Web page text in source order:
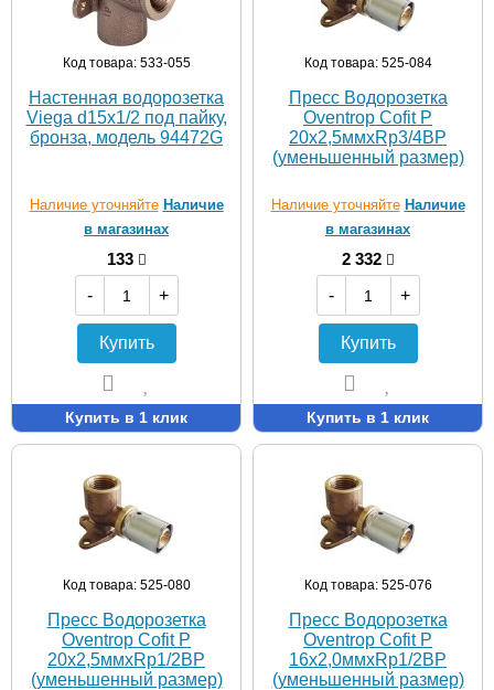
Код товара: 533-055
Настенная водорозетка
Viega d15х1/2 под пайку,
бронза, модель 94472G
Наличие уточняйте Наличие
в магазинах
133
-
+
Купить
Купить в 1 клик
Код товара: 525-084
Пресс Водорозетка
Oventrop Cofit P
20х2,5ммхRp3/4ВР
(уменьшенный размер)
Наличие уточняйте Наличие
в магазинах
2 332
-
+
Купить
Купить в 1 клик
Код товара: 525-080
Пресс Водорозетка
Oventrop Cofit P
20х2,5ммхRp1/2ВР
(уменьшенный размер)
Код товара: 525-076
Пресс Водорозетка
Oventrop Cofit P
16х2,0ммхRp1/2ВР
(уменьшенный размер)